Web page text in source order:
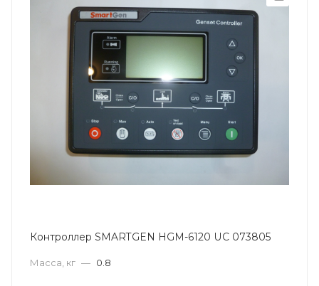
Контроллер SMARTGEN HGM-6120 UC 073805
Масса, кг — 0.8